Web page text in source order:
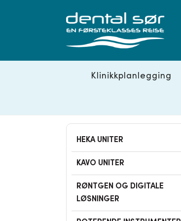
Klinikkplanlegging
HEKA UNITER
KAVO UNITER
RØNTGEN OG DIGITALE
LØSNINGER